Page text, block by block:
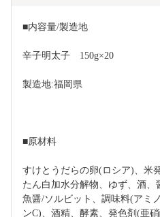
■内容量/製造地
辛子明太子　150g×20
製造地:福岡県
■原材料
すけとうだらの卵(ロシア)、米
たん白加水分解物、ゆず、酒、
魚醤/ソルビット、調味料(アミ
ンC)、酒精、酵素、発色剤(亜